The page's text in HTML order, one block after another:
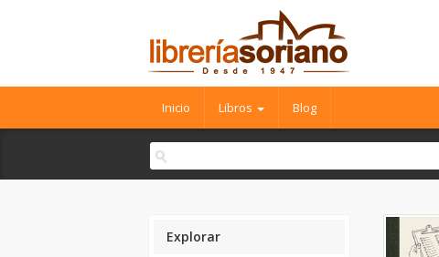
Inicio Libros Blog
Explorar